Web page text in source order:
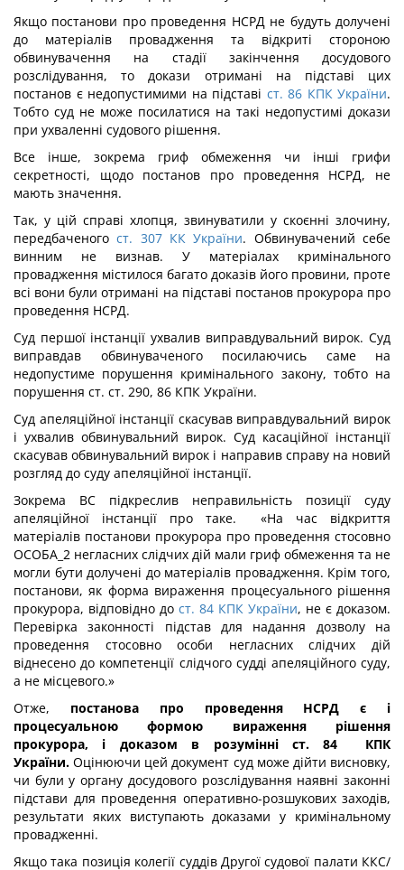
Якщо постанови про проведення НСРД не будуть долучені
до матеріалів провадження та відкриті стороною
обвинувачення на стадії закінчення досудового
розслідування, то докази отримані на підставі цих
постанов є недопустимими на підставі ст. 86 КПК України.
Тобто суд не може посилатися на такі недопустимі докази
при ухваленні судового рішення.
Все інше, зокрема гриф обмеження чи інші грифи
секретності, щодо постанов про проведення НСРД, не
мають значення.
Так, у цій справі хлопця, звинуватили у скоєнні злочину,
передбаченогост. 307 КК України. Обвинувачений себе
винним не визнав. У матеріалах кримінального
провадження містилося багато доказів його провини, проте
всі вони були отримані на підставі постанов прокурора про
проведення НСРД.
Суд першої інстанції ухвалив виправдувальний вирок. Суд
виправдав обвинуваченого посилаючись саме на
недопустиме порушення кримінального закону, тобто на
порушення ст. ст. 290, 86 КПК України.
Суд апеляційної інстанції скасував виправдувальний вирок
і ухвалив обвинувальний вирок. Суд касаційної інстанції
скасував обвинувальний вирок і направив справу на новий
розгляд до суду апеляційної інстанції.
Зокрема ВС підкреслив неправильність позиції суду
апеляційної інстанції про таке. «На час відкриття
матеріалів постанови прокурора про проведення стосовно
ОСОБА_2 негласних слідчих дій мали гриф обмеження та не
могли бути долучені до матеріалів провадження. Крім того,
постанови, як форма вираження процесуального рішення
прокурора, відповідно до ст. 84 КПК України, не є доказом.
Перевірка законності підстав для надання дозволу на
проведення стосовно особи негласних слідчих дій
віднесено до компетенції слідчого судді апеляційного суду,
а не місцевого.»
Отже, постанова про проведення НСРД є і
процесуальною формою вираження рішення
прокурора, і доказом в розумінні ст. 84 КПК
України. Оцінюючи цей документ суд може дійти висновку,
чи були у органу досудового розслідування наявні законні
підстави для проведення оперативно-розшукових заходів,
результати яких виступають доказами у кримінальному
провадженні.
Якщо така позиція колегії суддів Другої судової палати ККС/